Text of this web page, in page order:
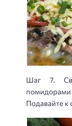
Шаг 7.
помидорами
Подавайте к